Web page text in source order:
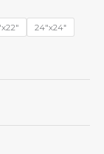
24"x24"